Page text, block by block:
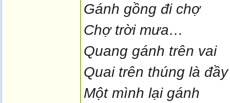
Gánh gồng đi chợ
Chợ trời mưa…
Quang gánh trên vai
Quai trên thúng là
Một mình lại gánh